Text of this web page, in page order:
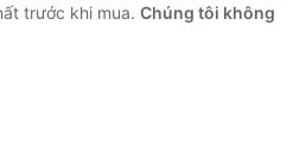
trước khi mua. Chúng tôi không